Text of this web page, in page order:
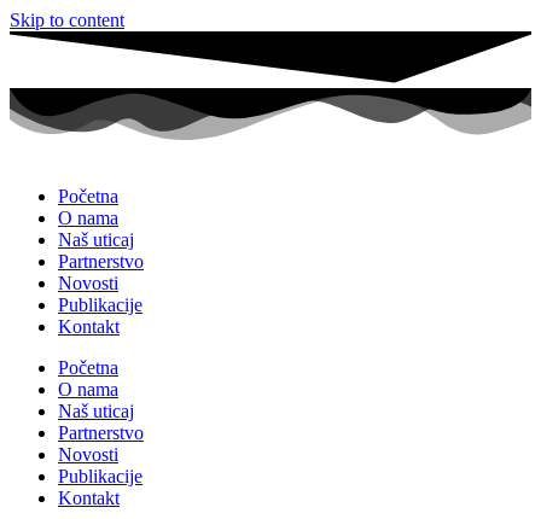
Skip to content
Početna
O nama
Naš uticaj
Partnerstvo
Novosti
Publikacije
Kontakt
Početna
O nama
Naš uticaj
Partnerstvo
Novosti
Publikacije
Kontakt